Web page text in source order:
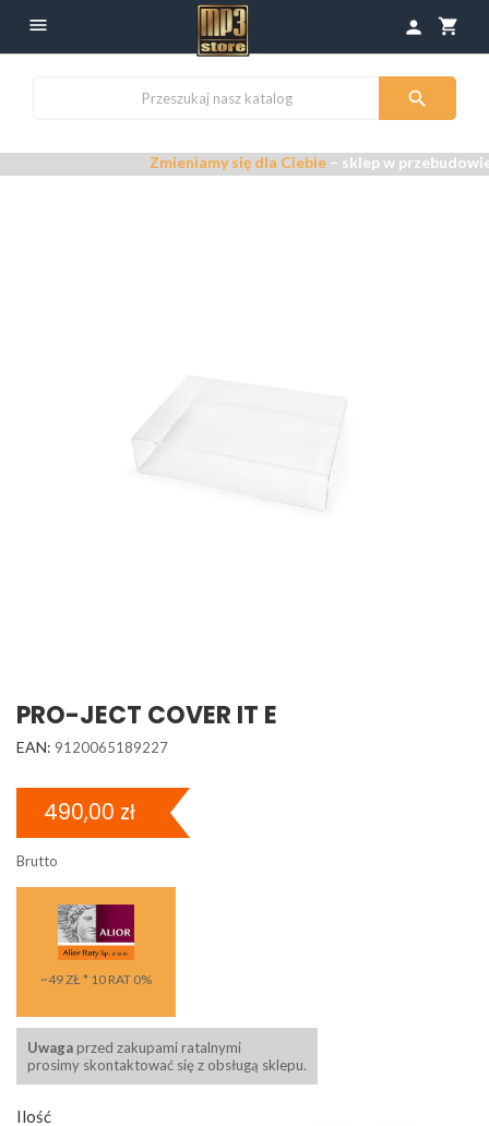
 shopping_cart
person

Zmieniamy się dla Ciebie– sklep w przebudowie –
PRO-JECT COVER IT E
EAN: 9120065189227
490,00 zł
Brutto
~49 ZŁ * 10 RAT 0%
Uwaga przed zakupami ratalnymi
prosimy skontaktować się z obsługą sklepu.
Ilość